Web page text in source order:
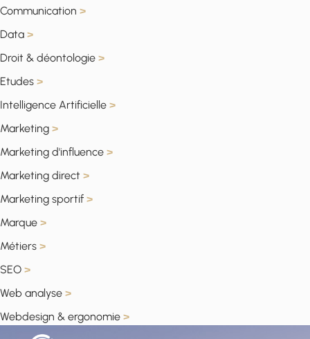
Communication >
Data >
Droit & déontologie >
Etudes >
Intelligence Artificielle >
Marketing >
Marketing d'influence >
Marketing direct >
Marketing sportif >
Marque >
Métiers >
SEO >
Web analyse >
Webdesign & ergonomie >